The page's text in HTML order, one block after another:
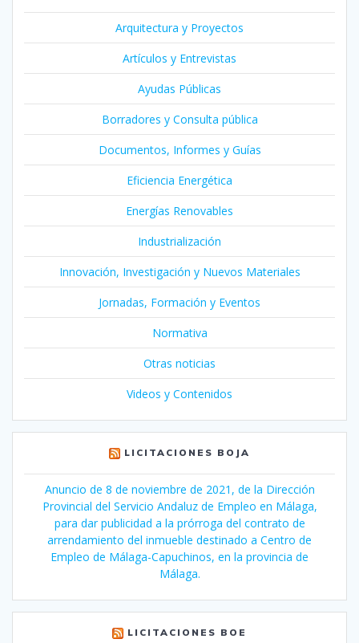
Arquitectura y Proyectos
Artículos y Entrevistas
Ayudas Públicas
Borradores y Consulta pública
Documentos, Informes y Guías
Eficiencia Energética
Energías Renovables
Industrialización
Innovación, Investigación y Nuevos Materiales
Jornadas, Formación y Eventos
Normativa
Otras noticias
Videos y Contenidos
LICITACIONES BOJA
Anuncio de 8 de noviembre de 2021, de la Dirección
Provincial del Servicio Andaluz de Empleo en Málaga,
para dar publicidad a la prórroga del contrato de
arrendamiento del inmueble destinado a Centro de
Empleo de Málaga-Capuchinos, en la provincia de
Málaga.
LICITACIONES BOE